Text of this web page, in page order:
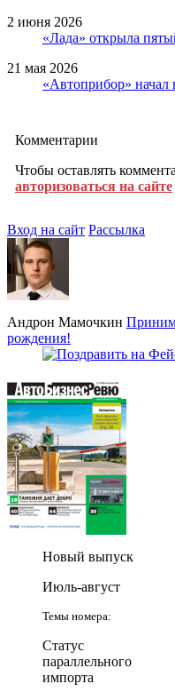
2 июня 2026
«Лада» открыла
21 мая 2026
«Автоприбор» начал
Комментарии
Чтобы оставлять
авторизоваться на сайте
Вход на сайт Рассылка
Андрон Мамочкин
рождения!
Новый выпуск
Июль-август
Темы номера:
Статус
параллельного
импорта